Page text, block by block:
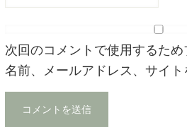
次回のコメントで使用するた
名前、メールアドレス、サイト